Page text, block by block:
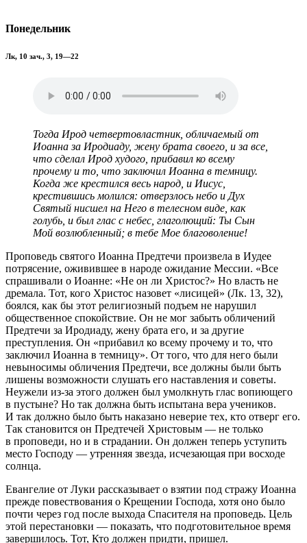
Понедельник
Лк, 10 зач., 3, 19—22
Тогда Ирод четвертовластник, обличаемый от
Иоанна за Иродиаду, жену брата своего, и за все,
что сделал Ирод худого, прибавил ко всему
прочему и то, что заключил Иоанна в темницу.
Когда же крестился весь народ, и Иисус,
крестившись молился: отверзлось небо и Дух
Святый нисшел на Него в телесном виде, как
голубь, и был глас с небес, глаголющий: Ты Сын
Мой возлюбленный; в тебе Мое благоволение!
Проповедь святого Иоанна Предтечи произвела в Иудее
потрясение, оживившее в народе ожидание Мессии. «Все
спрашивали о Иоанне: «Не он ли Христос?» Но власть не
дремала. Тот, кого Христос назовет «лисицей» (Лк. 13, 32),
боялся, как бы этот религиозный подъем не нарушил
общественное спокойствие. Он не мог забыть обличений
Предтечи за Иродиаду, жену брата его, и за другие
преступления. Он «прибавил ко всему прочему и то, что
заключил Иоанна в темницу». От того, что для него были
невыносимы обличения Предтечи, все должны были быть
лишены возможности слушать его наставления и советы.
Неужели из-за этого должен был умолкнуть глас вопиющего
в пустыне? Но так должна быть испытана вера учеников.
И так должно было быть наказано неверие тех, кто отверг его.
Так становится он Предтечей Христовым — не только
в проповеди, но и в страдании. Он должен теперь уступить
место Господу — утренняя звезда, исчезающая при восходе
солнца.
Евангелие от Луки рассказывает о взятии под стражу Иоанна
прежде повествования о Крещении Господа, хотя оно было
почти через год после выхода Спасителя на проповедь. Цель
этой перестановки — показать, что подготовительное время
завершилось. Тот, Кто должен придти, пришел.